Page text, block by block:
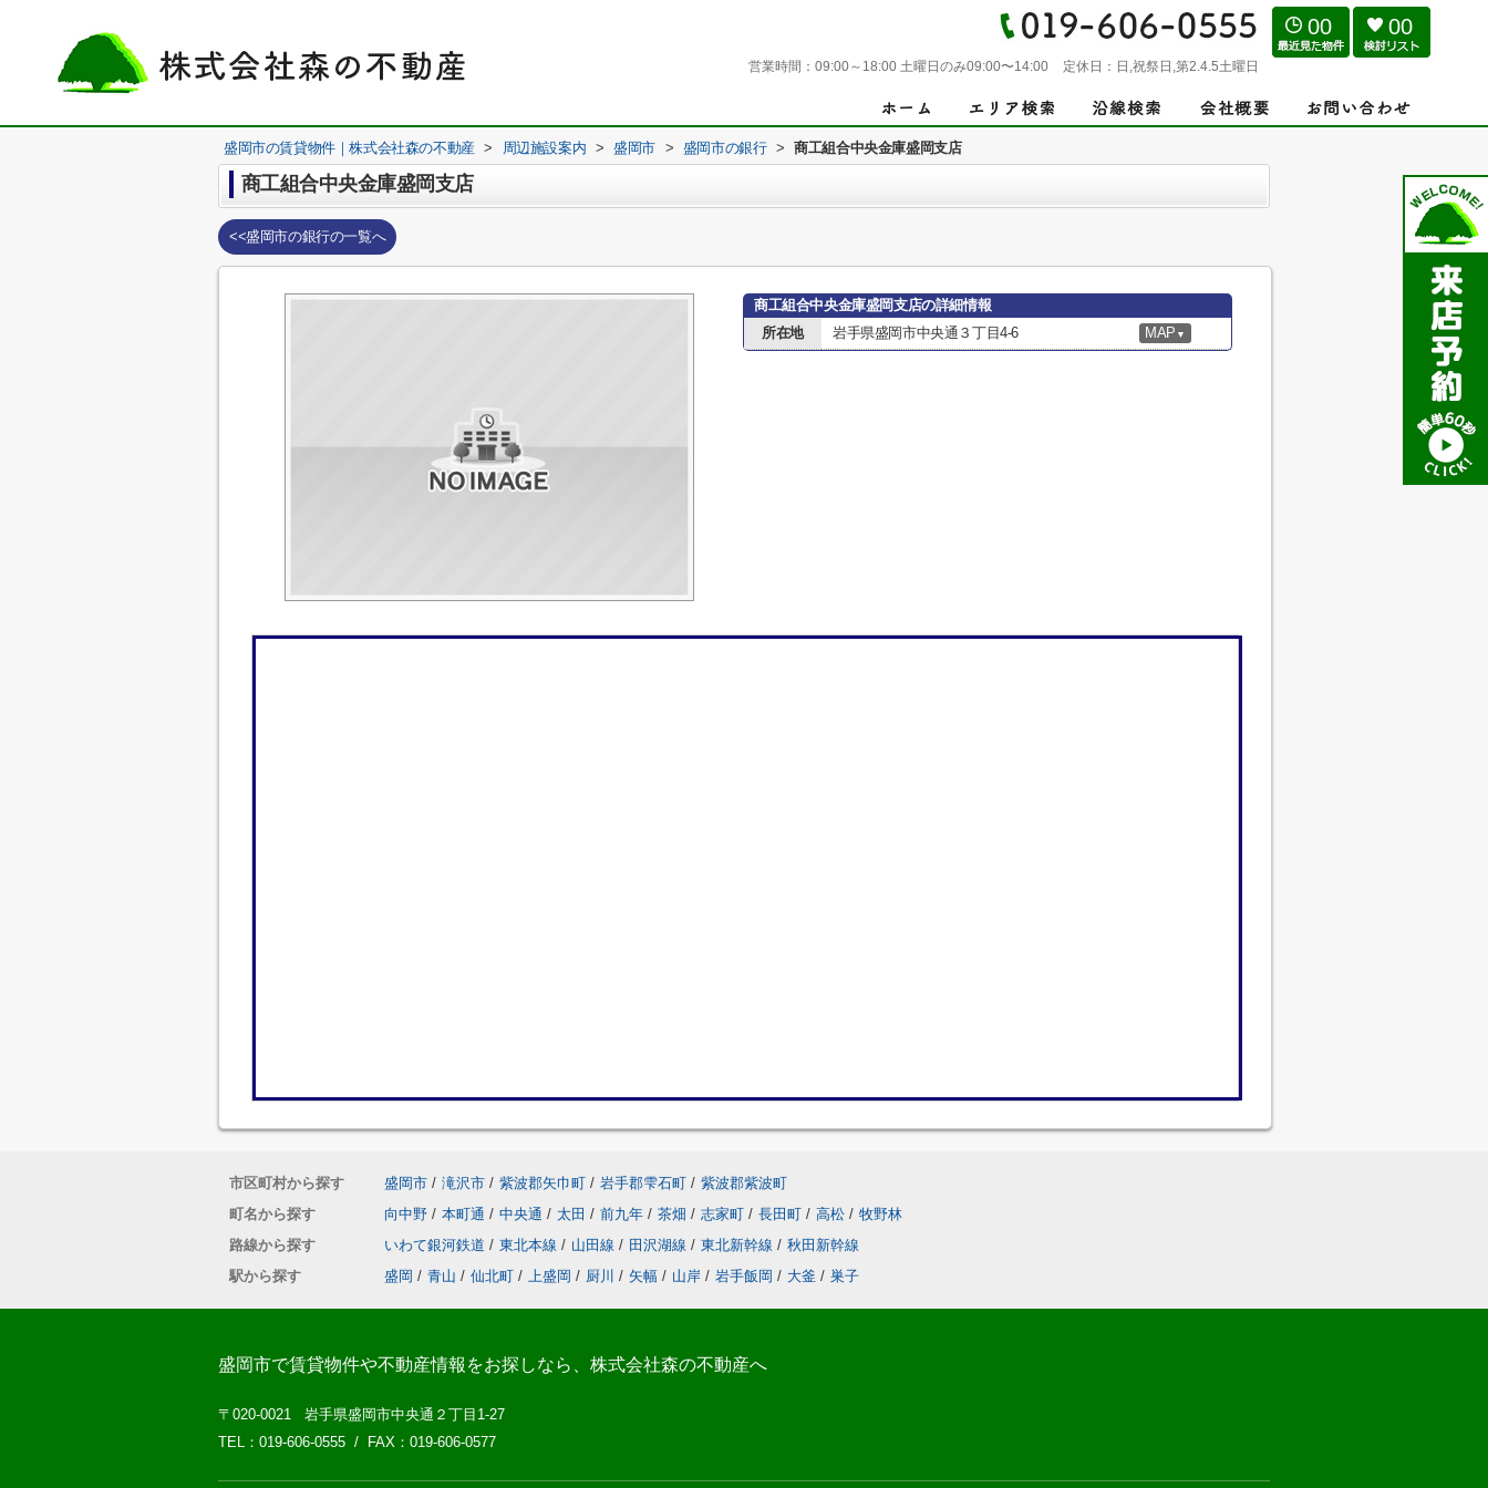
営業時間： 09:00～18:00 土曜日のみ09:00〜14:00 定休日： 日,祝祭日,第2.4.5土曜日
00 00
盛岡市の賃貸物件｜株式会社森の不動産 > 周辺施設案内 > 盛岡市 > 盛岡市の銀行 > 商工組合中央金庫盛岡支店
商工組合中央金庫盛岡支店
<<盛岡市の銀行の一覧へ
商工組合中央金庫盛岡支店の詳細情報
所在地
岩手県盛岡市中央通３丁目4-6 MAP ▼
市区町村から探す 盛岡市 / 滝沢市 / 紫波郡矢巾町 / 岩手郡雫石町 / 紫波郡紫波町
町名から探す
向中野 / 本町通 / 中央通 / 太田 / 前九年 / 茶畑 / 志家町 / 長田町 / 高松 / 牧野林
路線から探す
いわて銀河鉄道 / 東北本線 / 山田線 / 田沢湖線 / 東北新幹線 / 秋田新幹線
駅から探す
盛岡 / 青山 / 仙北町 / 上盛岡 / 厨川 / 矢幅 / 山岸 / 岩手飯岡 / 大釜 / 巣子
盛岡市で賃貸物件や不動産情報をお探しなら、株式会社森の不動産へ
〒020-0021 岩手県盛岡市中央通２丁目1-27
TEL：019-606-0555 / FAX：019-606-0577